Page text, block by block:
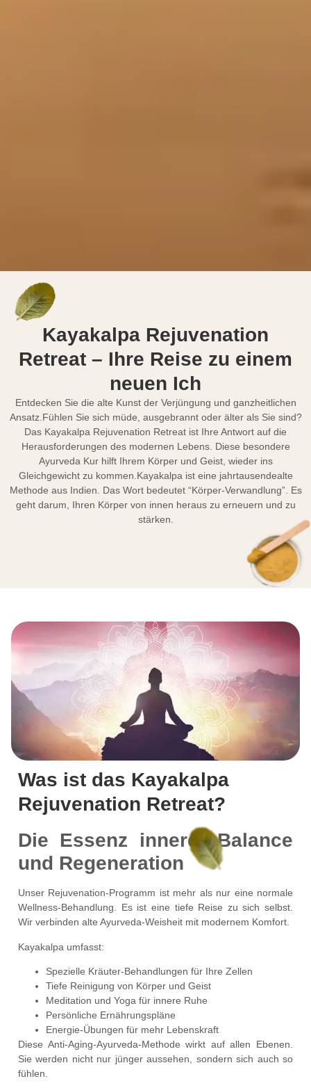
Kayakalpa Rejuvenation
Retreat – Ihre Reise zu einem
neuen Ich
Entdecken Sie die alte Kunst der Verjüngung und ganzheitlichen
Ansatz.Fühlen Sie sich müde, ausgebrannt oder älter als Sie sind?
Das Kayakalpa Rejuvenation Retreat ist Ihre Antwort auf die
Herausforderungen des modernen Lebens. Diese besondere
Ayurveda Kur hilft Ihrem Körper und Geist, wieder ins
Gleichgewicht zu kommen.Kayakalpa ist eine jahrtausendealte
Methode aus Indien. Das Wort bedeutet “Körper-Verwandlung”. Es
geht darum, Ihren Körper von innen heraus zu erneuern und zu
stärken.
Was ist das Kayakalpa
Rejuvenation Retreat?
Die Essenz innerer Balance
und Regeneration
Unser Rejuvenation-Programm ist mehr als nur eine normale
Wellness-Behandlung. Es ist eine tiefe Reise zu sich selbst.
Wir verbinden alte Ayurveda-Weisheit mit modernem Komfort.
Kayakalpa umfasst:
Spezielle Kräuter-Behandlungen für Ihre Zellen
Tiefe Reinigung von Körper und Geist
Meditation und Yoga für innere Ruhe
Persönliche Ernährungspläne
Energie-Übungen für mehr Lebenskraft
Diese Anti-Aging-Ayurveda-Methode wirkt auf allen Ebenen.
Sie werden nicht nur jünger aussehen, sondern sich auch so
fühlen.